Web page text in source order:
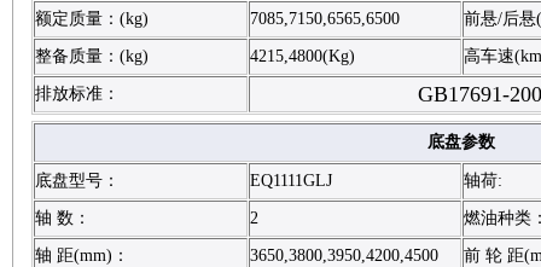
额定质量：(kg) 7085,7150,6565,6500 前悬/后悬
整备质量：(kg) 4215,4800(Kg) 高车速
排放标准： GB17691-
底盘参数
底盘型号： EQ1111GLJ 轴荷:
轴 数： 2 燃油种类
轴 距(mm)： 3650,3800,3950,4200,4500 前 轮 距